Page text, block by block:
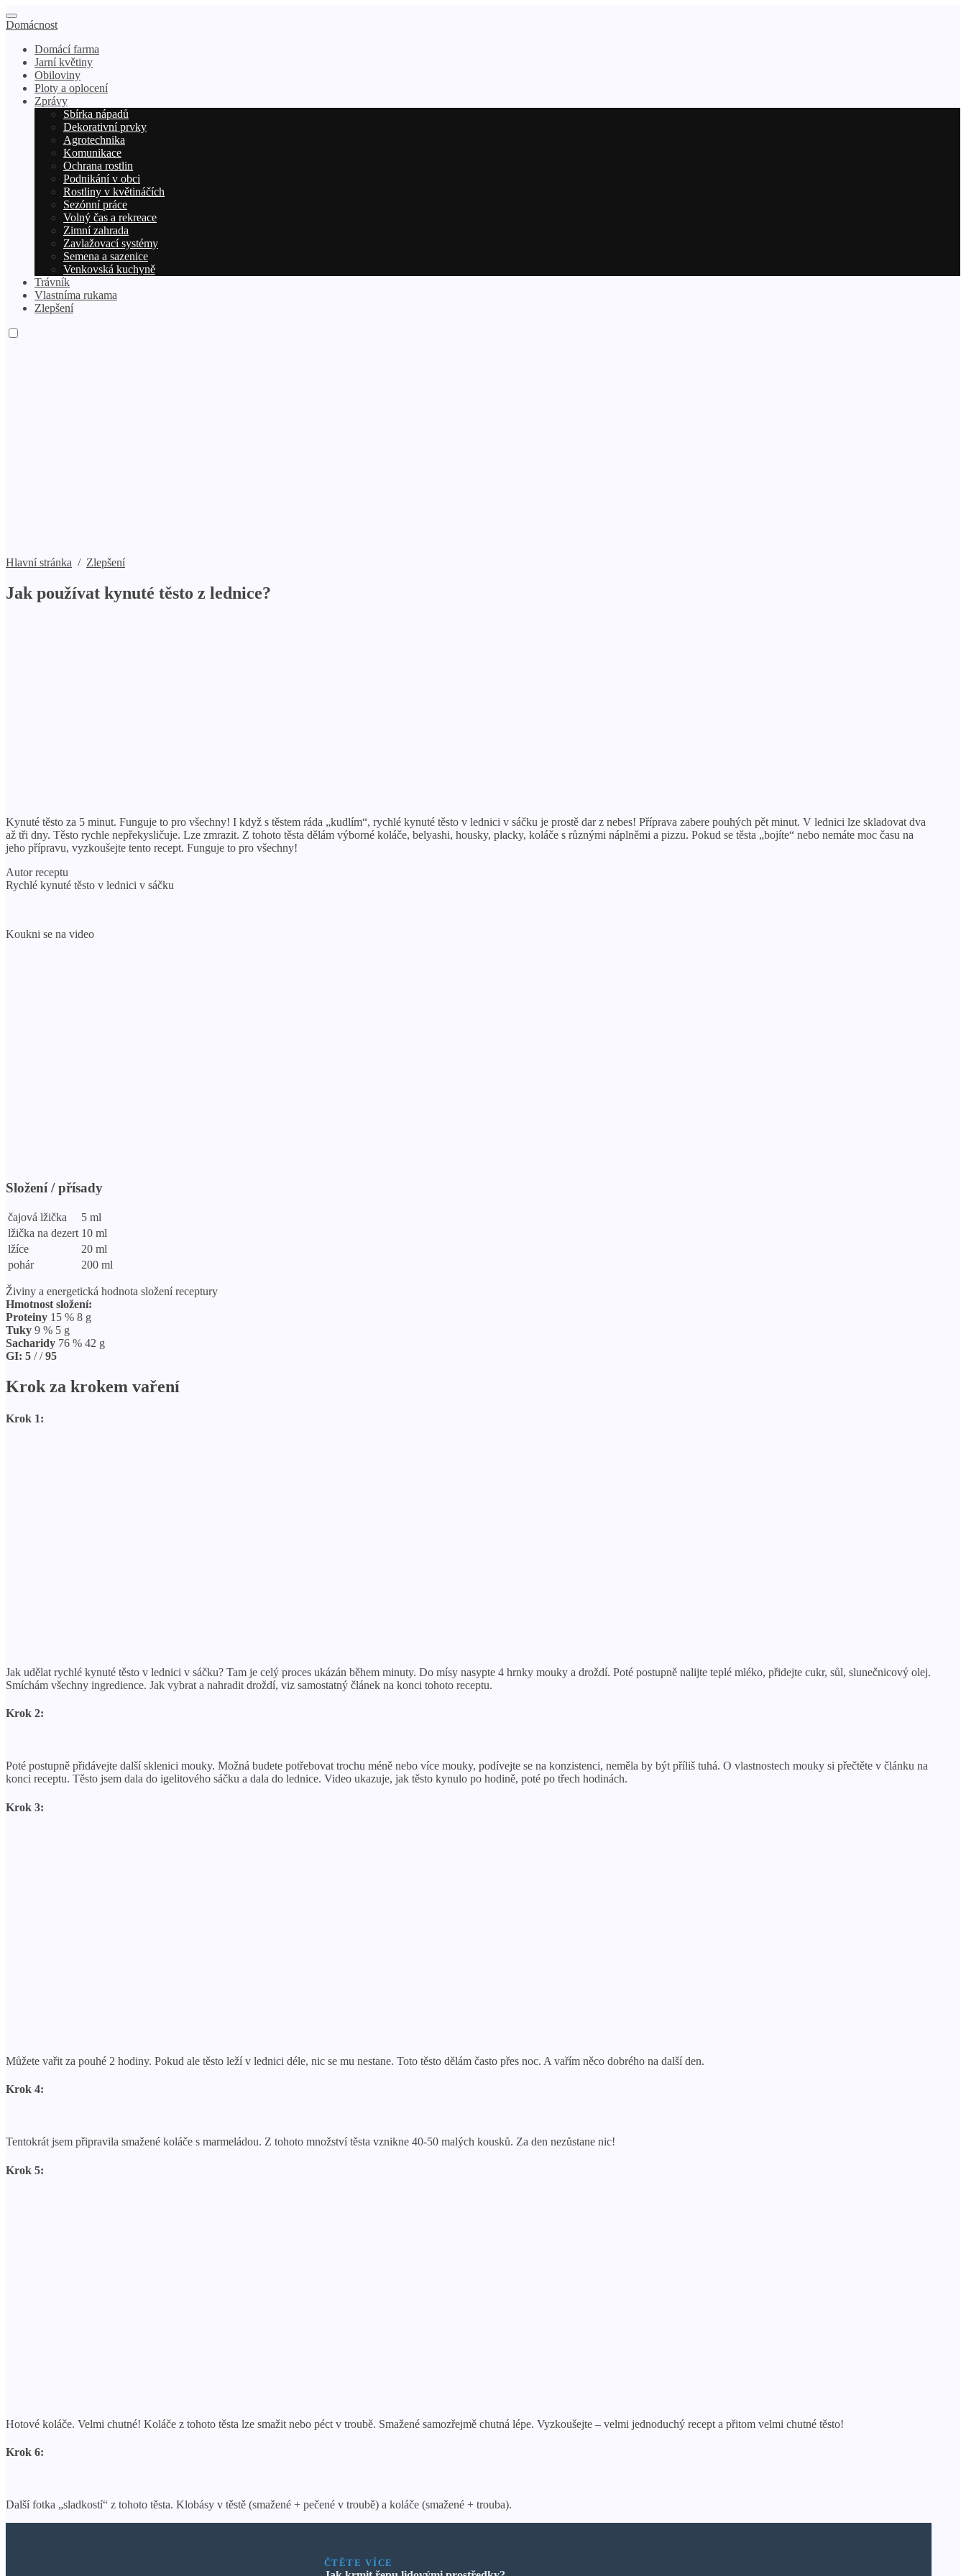
Domácnost
Domácí farma
Jarní květiny
Obiloviny
Ploty a oplocení
Zprávy
Sbírka nápadů
Dekorativní prvky
Agrotechnika
Komunikace
Ochrana rostlin
Podnikání v obci
Rostliny v květináčích
Sezónní práce
Volný čas a rekreace
Zimní zahrada
Zavlažovací systémy
Semena a sazenice
Venkovská kuchyně
Trávník
Vlastníma rukama
Zlepšení
Hlavní stránka / Zlepšení
Jak používat kynuté těsto z lednice?
Kynuté těsto za 5 minut. Funguje to pro všechny! I když s těstem ráda „kudlím“, rychlé kynuté těsto v lednici v sáčku je prostě dar z nebes! Příprava zabere pouhých pět minut. V lednici lze skladovat dva
až tři dny. Těsto rychle nepřekysličuje. Lze zmrazit. Z tohoto těsta dělám výborné koláče, belyashi, housky, placky, koláče s různými náplněmi a pizzu. Pokud se těsta „bojíte“ nebo nemáte moc času na
jeho přípravu, vyzkoušejte tento recept. Funguje to pro všechny!
Autor receptu
Rychlé kynuté těsto v lednici v sáčku
Koukni se na video
Složení / přísady
čajová lžička
5 ml
lžička na dezert 10 ml
lžíce
20 ml
pohár
200 ml
Živiny a energetická hodnota složení receptury
Hmotnost složení:
Proteiny 15 % 8 g
Tuky 9 % 5 g
Sacharidy 76 % 42 g
GI: 5 //95
Krok za krokem vaření
Krok 1:
Jak udělat rychlé kynuté těsto v lednici v sáčku? Tam je celý proces ukázán během minuty. Do mísy nasypte 4 hrnky mouky a droždí. Poté postupně nalijte teplé mléko, přidejte cukr, sůl, slunečnicový olej.
Smíchám všechny ingredience. Jak vybrat a nahradit droždí, viz samostatný článek na konci tohoto receptu.
Krok 2:
Poté postupně přidávejte další sklenici mouky. Možná budete potřebovat trochu méně nebo více mouky, podívejte se na konzistenci, neměla by být příliš tuhá. O vlastnostech mouky si přečtěte v článku na
konci receptu. Těsto jsem dala do igelitového sáčku a dala do lednice. Video ukazuje, jak těsto kynulo po hodině, poté po třech hodinách.
Krok 3:
Můžete vařit za pouhé 2 hodiny. Pokud ale těsto leží v lednici déle, nic se mu nestane. Toto těsto dělám často přes noc. A vařím něco dobrého na další den.
Krok 4:
Tentokrát jsem připravila smažené koláče s marmeládou. Z tohoto množství těsta vznikne 40-50 malých kousků. Za den nezůstane nic!
Krok 5:
Hotové koláče. Velmi chutné! Koláče z tohoto těsta lze smažit nebo péct v troubě. Smažené samozřejmě chutná lépe. Vyzkoušejte – velmi jednoduchý recept a přitom velmi chutné těsto!
Krok 6:
Další fotka „sladkostí“ z tohoto těsta. Klobásy v těstě (smažené + pečené v troubě) a koláče (smažené + trouba).
ČTĚTE VÍCE